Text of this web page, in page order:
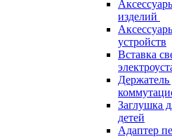
изделий
устройств
Вставка
Заглушка
детей
Адаптер